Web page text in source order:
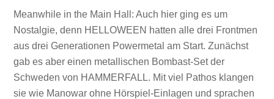
Meanwhile in the Main Hall: Auch hier ging es um
Nostalgie, denn HELLOWEEN hatten alle drei Frontmen
aus drei Generationen Powermetal am Start. Zunächst
gab es aber einen metallischen Bombast-Set der
Schweden von HAMMERFALL. Mit viel Pathos klangen
sie wie Manowar ohne Hörspiel-Einlagen und sprachen